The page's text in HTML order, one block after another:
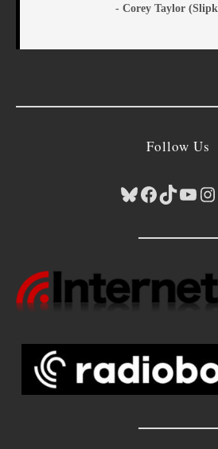
- Corey Taylor
Follow Us